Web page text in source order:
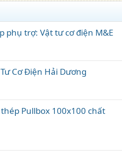
phụ trợ: Vật tư cơ điện M&E
Cơ Điện Hải Dương
Pullbox 100x100 chất